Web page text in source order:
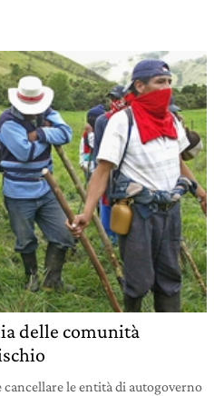
delle comunità
cancellare le entità di autogoverno